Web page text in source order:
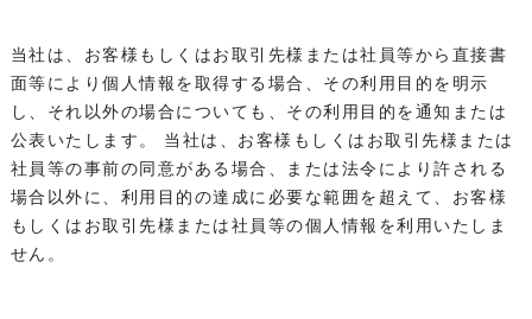
当社は、お客様もしくはお取引先様または社員等から直接書
面等により個人情報を取得する場合、その利用目的を明示
し、それ以外の場合についても、その利用目的を通知または
公表いたします。
当社は、お客様もしくはお取引先様または
社員等の事前の同意がある場合、または法令により許される
場合以外に、利用目的の達成に必要な範囲を超えて、お客様
もしくはお取引先様または社員等の個人情報を利用いたしま
せん。